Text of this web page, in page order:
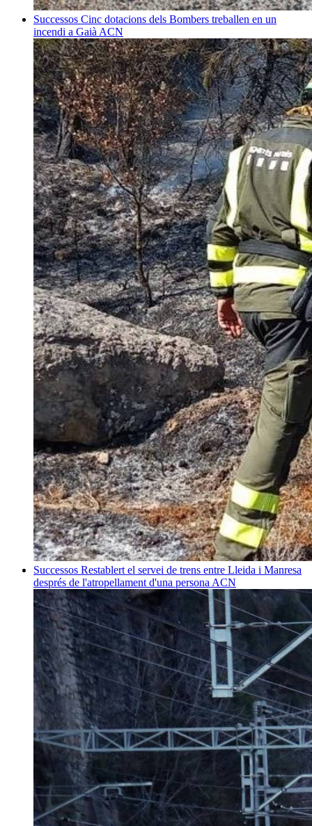
Successos Cinc dotacions dels Bombers treballen en un
incendi a Gaià ACN
Successos Restablert el servei de trens entre Lleida i Manresa
després de l'atropellament d'una persona ACN